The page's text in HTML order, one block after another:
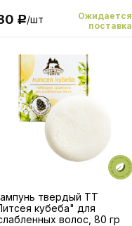
Р/шт
Ожидается
поставка
твердый ТТ
кубеба" для
волос, 80 гр